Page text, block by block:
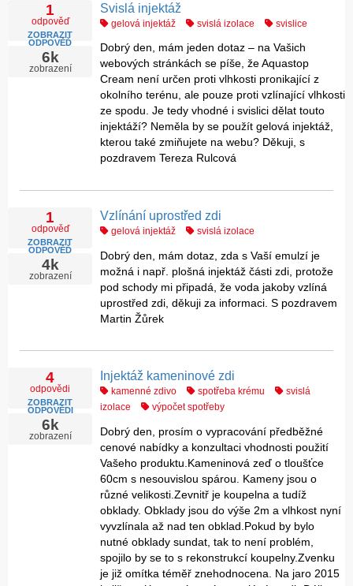
1
odpověď
ZOBRAZIT
ODPOVĚĎ
6k
zobrazení
Svislá injektáž
gelová injektáž svislá izolace svislice
Dobrý den, mám jeden dotaz – na Vašich
webových stránkách se píše, že Aquastop
Cream není určen proti vlhkosti pronikající z
okolního terénu, ale pouze proti vzlínající vlhkosti
ze spodu. Je tedy vhodné i svislici dělat touto
injektáží? Neměla by se použít gelová injektáž,
kterou také zmiňujete na webu? Děkuji, s
pozdravem Tereza Rulcová
1
odpověď
ZOBRAZIT
ODPOVĚĎ
4k
zobrazení
Vzlínání uprostřed zdi
gelová injektáž svislá izolace
Dobrý den, mám dotaz, zda s Vaší emulzí je
možná i např. plošná injektáž části zdi, protože
pod schody mi připadá, že voda jakoby vzlíná
uprostřed zdi, děkuji za informaci. S pozdravem
Martin Žůrek
4
odpovědi
ZOBRAZIT
ODPOVĚDI
6k
zobrazení
Injektáž kameninové zdi
kamenné zdivo spotřeba krému
svislá
izolace
výpočet spotřeby
Dobrý den, prosím o vypracování předběžné
cenové nabídky a konzultaci vhodnosti použití
Vašeho produktu.Kameninová zeď o tloušťce
60cm s nesouvislou spárou. Kameny jsou o
různé velikosti.Zevnitř je koupelna a tudíž
obklady. Obklady jsou do výše 2m a vlhkost nyní
vyvzlínala až nad ten obklad.Pokud by bylo
nutné obklady sundat, tak to není problém,
spojilo by se to s rekonstrukcí koupelny.Zvenku
je již omítka téměř znehodnocena. Na jaro 2015